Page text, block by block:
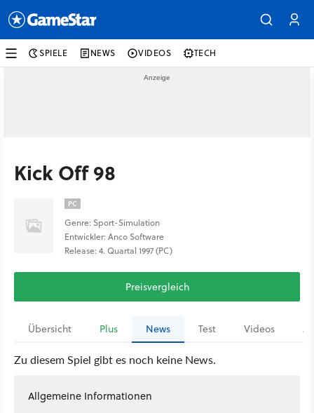
SPIELE NEWS VIDEOS TECH
Kick Off 98
PC
Genre: Sport-Simulation
Entwickler: Anco Software
Release: 4. Quartal 1997 (PC)
Preisvergleich
Übersicht Plus News Test Videos
Zu diesem Spiel gibt es noch keine News.
Allgemeine Informationen